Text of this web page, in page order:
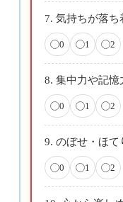
7. 気持ちが落ち
0 1 2
8. 集中力や記憶
0 1 2
9. のぼせ・ほて
0 1 2